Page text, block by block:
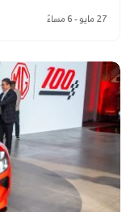
27 مايو - 6 مساءً